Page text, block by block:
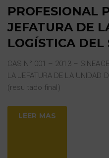
PROFESIONAL
JEFATURA DE
LOGÍSTICA DEL
CAS N° 001 – 2013 –
LA JEFATURA DE LA UNIDAD
(resultado final)
LEER MAS